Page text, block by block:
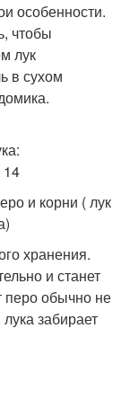
особенности.
чтобы
лук
в сухом
и корни ( лук
хранения.
и станет
перо обычно не
забирает